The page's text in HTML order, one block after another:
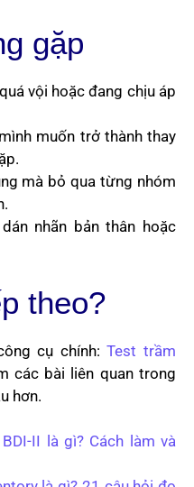
gặp
vội hoặc đang chịu áp
muốn trở thành thay
mà bỏ qua từng nhóm
nhãn bản thân hoặc
theo?
cụ chính:Test trầm
các bài liên quan trong
hơn.
II là gì? Cách làm và